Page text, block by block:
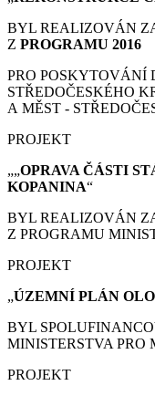
BYL REALIZOVÁN
Z PROGRAMU 2016
PRO POSKYTOVÁNÍ
STŘEDOČESKÉHO
A MĚST -
PROJEKT
„„OPRAVA ČÁSTI
KOPANINA“
BYL REALIZOVÁN
Z PROGRAMU
PROJEKT
„ÚZEMNÍ PLÁN
BYL
MINISTERSTVA PRO
PROJEKT